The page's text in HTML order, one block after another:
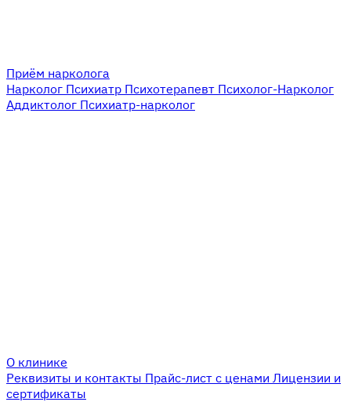
Приём нарколога
Нарколог Психиатр Психотерапевт Психолог-Нарколог
Аддиктолог Психиатр-нарколог
О клинике
Реквизиты и контакты Прайс-лист с ценами Лицензии и
сертификаты